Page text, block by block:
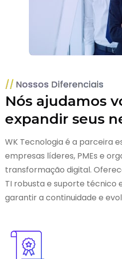
Nossos Diferenciais
Nós ajudamos
expandir seus
WK Tecnologia é a parceira
empresas líderes, PMEs e
transformação digital.
TI robusta e suporte técnico
garantir a continuidade e